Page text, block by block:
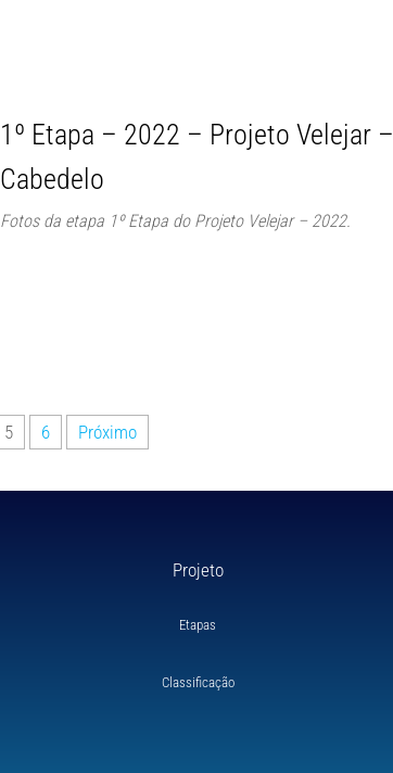
1º Etapa – 2022 – Projeto Velejar –
Cabedelo
Fotos da etapa 1º Etapa do Projeto Velejar – 2022.
5 6 Próximo
Projeto
Etapas
Classificação